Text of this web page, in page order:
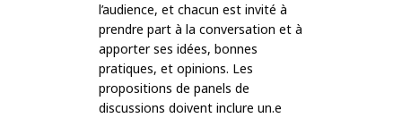
l’audience, et chacun est invité à
prendre part à la conversation et à
apporter ses idées, bonnes
pratiques, et opinions. Les
propositions de panels de
discussions doivent inclure un.e